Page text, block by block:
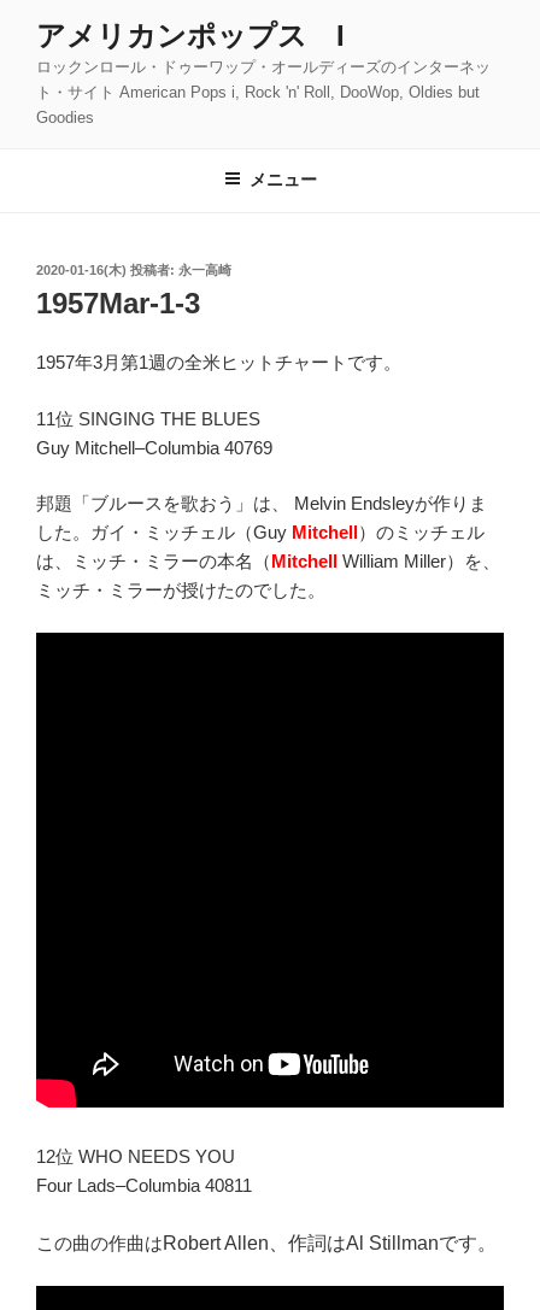
アメリカンポップス I
ロックンロール・ドゥーワップ・オールディーズのインターネッ
ト・サイト American Pops i, Rock 'n' Roll, DooWop, Oldies but
Goodies
メニュー
投
稿
日:
2020-01-16(木) 投稿者: 永一高崎
1957Mar-1-3
1957年3月第1週の全米ヒットチャートです。
11位 SINGING THE BLUES
Guy Mitchell–Columbia 40769
邦題「ブルースを歌おう」は、 Melvin Endsleyが作りま
した。ガイ・ミッチェル（Guy Mitchell）のミッチェル
は、ミッチ・ミラーの本名（Mitchell William Miller）を、
ミッチ・ミラーが授けたのでした。
12位 WHO NEEDS YOU
Four Lads–Columbia 40811
この曲の作曲はRobert Allen、作詞はAl Stillmanです。